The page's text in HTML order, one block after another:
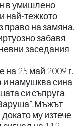
в умишлено
най-тежкото
право на замяна.
забавя
заседания
на 25 май 2009 г.
намушква сина
си съпруга
Мъжът
му изтече